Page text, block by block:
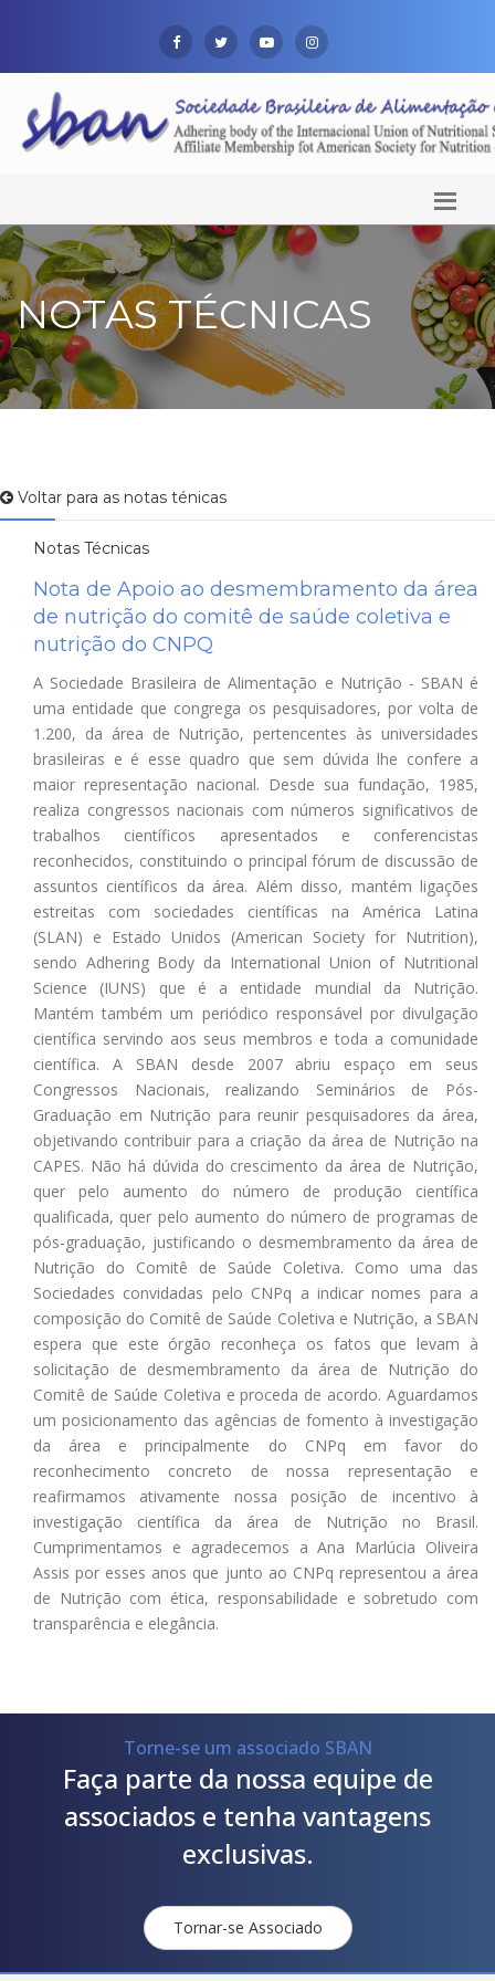
NOTAS TÉCNICAS
Voltar para as notas ténicas
Notas Técnicas
Nota de Apoio ao desmembramento da área
de nutrição do comitê de saúde coletiva e
nutrição do CNPQ
A Sociedade Brasileira de Alimentação e Nutrição - SBAN é
uma entidade que congrega os pesquisadores, por volta de
1.200, da área de Nutrição, pertencentes às universidades
brasileiras e é esse quadro que sem dúvida lhe confere a
maior representação nacional. Desde sua fundação, 1985,
realiza congressos nacionais com números significativos de
trabalhos científicos apresentados e conferencistas
reconhecidos, constituindo o principal fórum de discussão de
assuntos científicos da área. Além disso, mantém ligações
estreitas com sociedades científicas na América Latina
(SLAN) e Estado Unidos (American Society for Nutrition),
sendo Adhering Body da International Union of Nutritional
Science (IUNS) que é a entidade mundial da Nutrição.
Mantém também um periódico responsável por divulgação
científica servindo aos seus membros e toda a comunidade
científica. A SBAN desde 2007 abriu espaço em seus
Congressos Nacionais, realizando Seminários de Pós-
Graduação em Nutrição para reunir pesquisadores da área,
objetivando contribuir para a criação da área de Nutrição na
CAPES. Não há dúvida do crescimento da área de Nutrição,
quer pelo aumento do número de produção científica
qualificada, quer pelo aumento do número de programas de
pós-graduação, justificando o desmembramento da área de
Nutrição do Comitê de Saúde Coletiva. Como uma das
Sociedades convidadas pelo CNPq a indicar nomes para a
composição do Comitê de Saúde Coletiva e Nutrição, a SBAN
espera que este órgão reconheça os fatos que levam à
solicitação de desmembramento da área de Nutrição do
Comitê de Saúde Coletiva e proceda de acordo. Aguardamos
um posicionamento das agências de fomento à investigação
da área e principalmente do CNPq em favor do
reconhecimento concreto de nossa representação e
reafirmamos ativamente nossa posição de incentivo à
investigação científica da área de Nutrição no Brasil.
Cumprimentamos e agradecemos a Ana Marlúcia Oliveira
Assis por esses anos que junto ao CNPq representou a área
de Nutrição com ética, responsabilidade e sobretudo com
transparência e elegância.
Torne-se um associado SBAN
Faça parte da nossa equipe de
associados e tenha vantagens
exclusivas.
Tornar-se Associado